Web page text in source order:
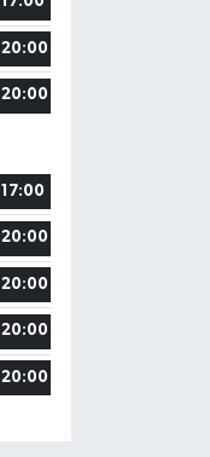
20:00
20:00
17:00
20:00
20:00
20:00
20:00